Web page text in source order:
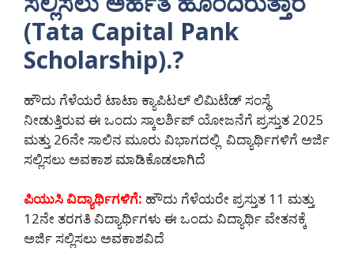
(Tata Capital Pank
Scholarship).?
ಹೌದು ಗೆಳೆಯರೆ ಟಾಟಾ ಕ್ಯಾಪಿಟಲ್ ಲಿಮಿಟೆಡ್ ಸಂಸ್ಥೆ
ನೀಡುತ್ತಿರುವ ಈ ಒಂದು ಸ್ಕಾಲರ್ಶಿಪ್ ಯೋಜನೆಗೆ ಪ್ರಸ್ತುತ 2025
ಮತ್ತು 26ನೇ ಸಾಲಿನ ಮೂರು ವಿಭಾಗದಲ್ಲಿ ವಿದ್ಯಾರ್ಥಿಗಳಿಗೆ ಅರ್ಜಿ
ಸಲ್ಲಿಸಲು ಅವಕಾಶ ಮಾಡಿಕೊಡಲಾಗಿದೆ
ಪಿಯುಸಿ ವಿದ್ಯಾರ್ಥಿಗಳಿಗೆ: ಹೌದು ಗೆಳೆಯರೇ ಪ್ರಸ್ತುತ 11 ಮತ್ತು
12ನೇ ತರಗತಿ ವಿದ್ಯಾರ್ಥಿಗಳು ಈ ಒಂದು ವಿದ್ಯಾರ್ಥಿ ವೇತನಕ್ಕೆ
ಅರ್ಜಿ ಸಲ್ಲಿಸಲು ಅವಕಾಶವಿದೆ